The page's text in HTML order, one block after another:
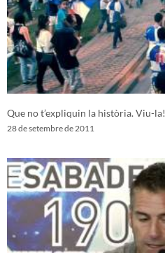
Que no t’expliquin la història. Viu-la!
28 de setembre de 2011